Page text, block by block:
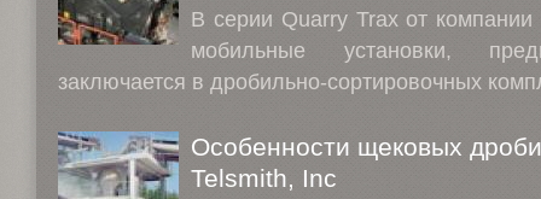
В серии Quarry Trax от
мобильные установки,
заключается в дробильно-сортировочных
Особенности щековых
Telsmith, Inc